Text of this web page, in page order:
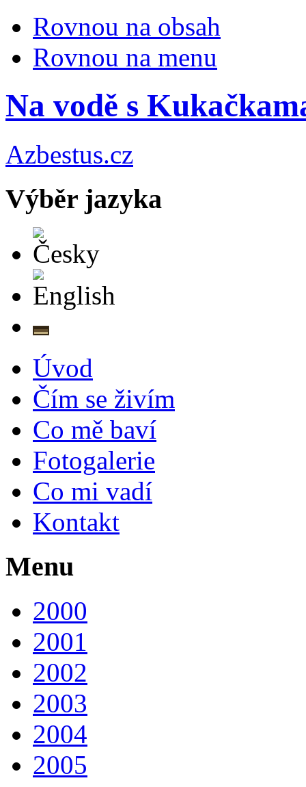
Rovnou na obsah
Rovnou na menu
Na vodě s
Azbestus.cz
Výběr jazyka
Úvod
Čím se živím
Co mě baví
Fotogalerie
Co mi vadí
Kontakt
Menu
2000
2001
2002
2003
2004
2005